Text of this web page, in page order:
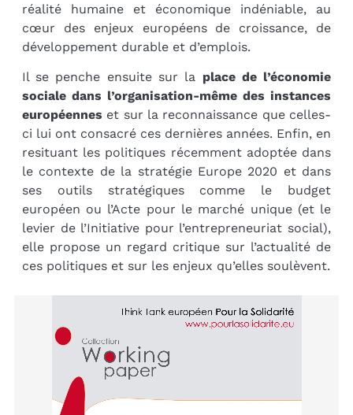
réalité humaine et économique indéniable, au
cœur des enjeux européens de croissance, de
développement durable et d’emplois.
Il se penche ensuite sur la place de l’économie
sociale dans l’organisation-même des instances
européennes et sur la reconnaissance que celles-
ci lui ont consacré ces dernières années. Enfin, en
resituant les politiques récemment adoptée dans
le contexte de la stratégie Europe 2020 et dans
ses outils stratégiques comme le budget
européen ou l’Acte pour le marché unique (et le
levier de l’Initiative pour l’entrepreneuriat social),
elle propose un regard critique sur l’actualité de
ces politiques et sur les enjeux qu’elles soulèvent.